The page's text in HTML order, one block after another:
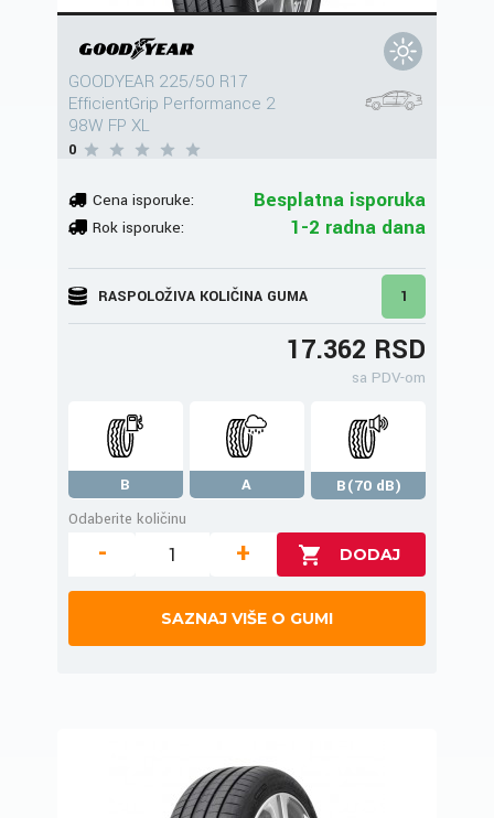
GOODYEAR 225/50 R17
EfficientGrip Performance 2
98W FP XL
0
Cena isporuke: Besplatna isporuka
Rok isporuke: 1-2 radna dana
RASPOLOŽIVA KOLIČINA GUMA 1
17.362 RSD
sa PDV-om
B A
B(70 dB)
Odaberite količinu
- +
SAZNAJ VIŠE O GUMI